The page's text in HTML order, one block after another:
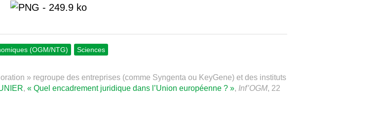
(OGM/NTG) Sciences
» regroupe des entreprises (comme Syngenta ou KeyGene) et des instituts
,« Quel encadrement juridique dans l’Union européenne ? », Inf’OGM, 22